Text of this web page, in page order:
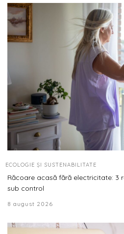
ECOLOGIE ȘI SUSTENABILITATE
Răcoare acasă fără electricitate: 3
sub control
8 august 2026